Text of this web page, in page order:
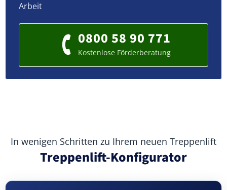
Arbeit
0800 58 90 771
Kostenlose Förderberatung
In wenigen Schritten zu Ihrem neuen Treppenlift
Treppenlift-Konfigurator